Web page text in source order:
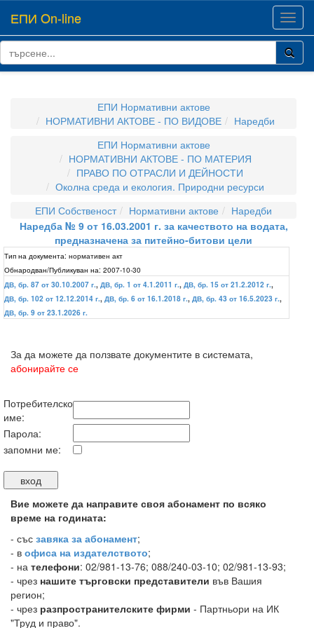
ЕПИ On-line
ЕПИ Нормативни актове
НОРМАТИВНИ АКТОВЕ - ПО ВИДОВЕ
Наредби
ЕПИ Нормативни актове
НОРМАТИВНИ АКТОВЕ - ПО МАТЕРИЯ
ПРАВО ПО ОТРАСЛИ И ДЕЙНОСТИ
Околна среда и екология. Природни ресурси
ЕПИ Собственост
Нормативни актове
Наредби
Наредба № 9 от 16.03.2001 г. за качеството на водата,
предназначена за питейно-битови цели
Тип на документа: нормативен акт
Обнародван/Публикуван на: 2007-10-30
ДВ, бр. 87 от 30.10.2007 г., ДВ, бр. 1 от 4.1.2011 г., ДВ, бр. 15 от 21.2.2012 г.,
ДВ, бр. 102 от 12.12.2014 г., ДВ, бр. 6 от 16.1.2018 г., ДВ, бр. 43 от 16.5.2023 г.,
ДВ, бр. 9 от 23.1.2026 г.
За да можете да ползвате документите в системата,
абонирайте се
Потребителско
име:
Парола:
запомни ме:
Вие можете да направите своя абонамент по всяко
време на годината:
- със завяка за абонамент;
- в офиса на издателството;
- на телефони: 02/981-13-76; 088/240-03-10; 02/981-13-93;
- чрез нашите търговски представители във Вашия
регион;
- чрез разпространителските фирми - Партньори на ИК
"Труд и право".